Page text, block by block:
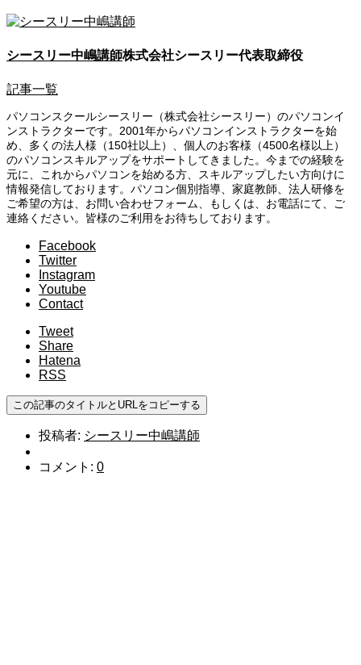
シースリー中嶋講師株式会社シースリー代表取締役
記事一覧
パソコンスクールシースリー（株式会社シースリー）のパソコンイ
ンストラクターです。2001年からパソコンインストラクターを始
め、多くの法人様（150社以上）、個人のお客様（4500名様以上）
のパソコンスキルアップをサポートしてきました。今までの経験を
元に、これからパソコンを始める方、スキルアップしたい方向けに
情報発信しております。パソコン個別指導、家庭教師、法人研修を
ご希望の方は、お問い合わせフォーム、もしくは、お電話にて、ご
連絡ください。皆様のご利用をお待ちしております。
Facebook
Twitter
Instagram
Youtube
Contact
Tweet
Share
Hatena
RSS
この記事のタイトルとURLをコピーする
投稿者: シースリー中嶋講師
コメント: 0